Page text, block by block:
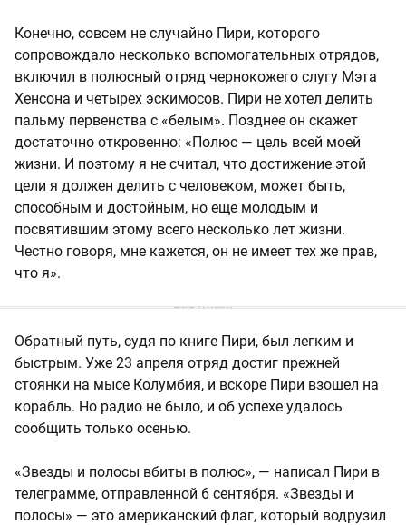
Конечно, совсем не случайно Пири, которого
сопровождало несколько вспомогательных отрядов,
включил в полюсный отряд чернокожего слугу Мэта
Хенсона и четырех эскимосов. Пири не хотел делить
пальму первенства с «белым». Позднее он скажет
достаточно откровенно: «Полюс — цель всей моей
жизни. И поэтому я не считал, что достижение этой
цели я должен делить с человеком, может быть,
способным и достойным, но еще молодым и
посвятившим этому всего несколько лет жизни.
Честно говоря, мне кажется, он не имеет тех же прав,
что я».
Обратный путь, судя по книге Пири, был легким и
быстрым. Уже 23 апреля отряд достиг прежней
стоянки на мысе Колумбия, и вскоре Пири взошел на
корабль. Но радио не было, и об успехе удалось
сообщить только осенью.
«Звезды и полосы вбиты в полюс», — написал Пири в
телеграмме, отправленной 6 сентября. «Звезды и
полосы» — это американский флаг, который водрузил